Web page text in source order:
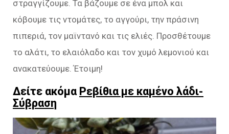
στραγγίζουμε. Τα βάζουμε σε ένα μπολ και
κόβουμε τις ντομάτες, το αγγούρι, την πράσινη
πιπεριά, τον μαϊντανό και τις ελιές. Προσθέτουμε
το αλάτι, το ελαιόλαδο και τον χυμό λεμονιού και
ανακατεύουμε. Έτοιμη!
Δείτε ακόμα Ρεβίθια με καμένο λάδι-
Σύβραση